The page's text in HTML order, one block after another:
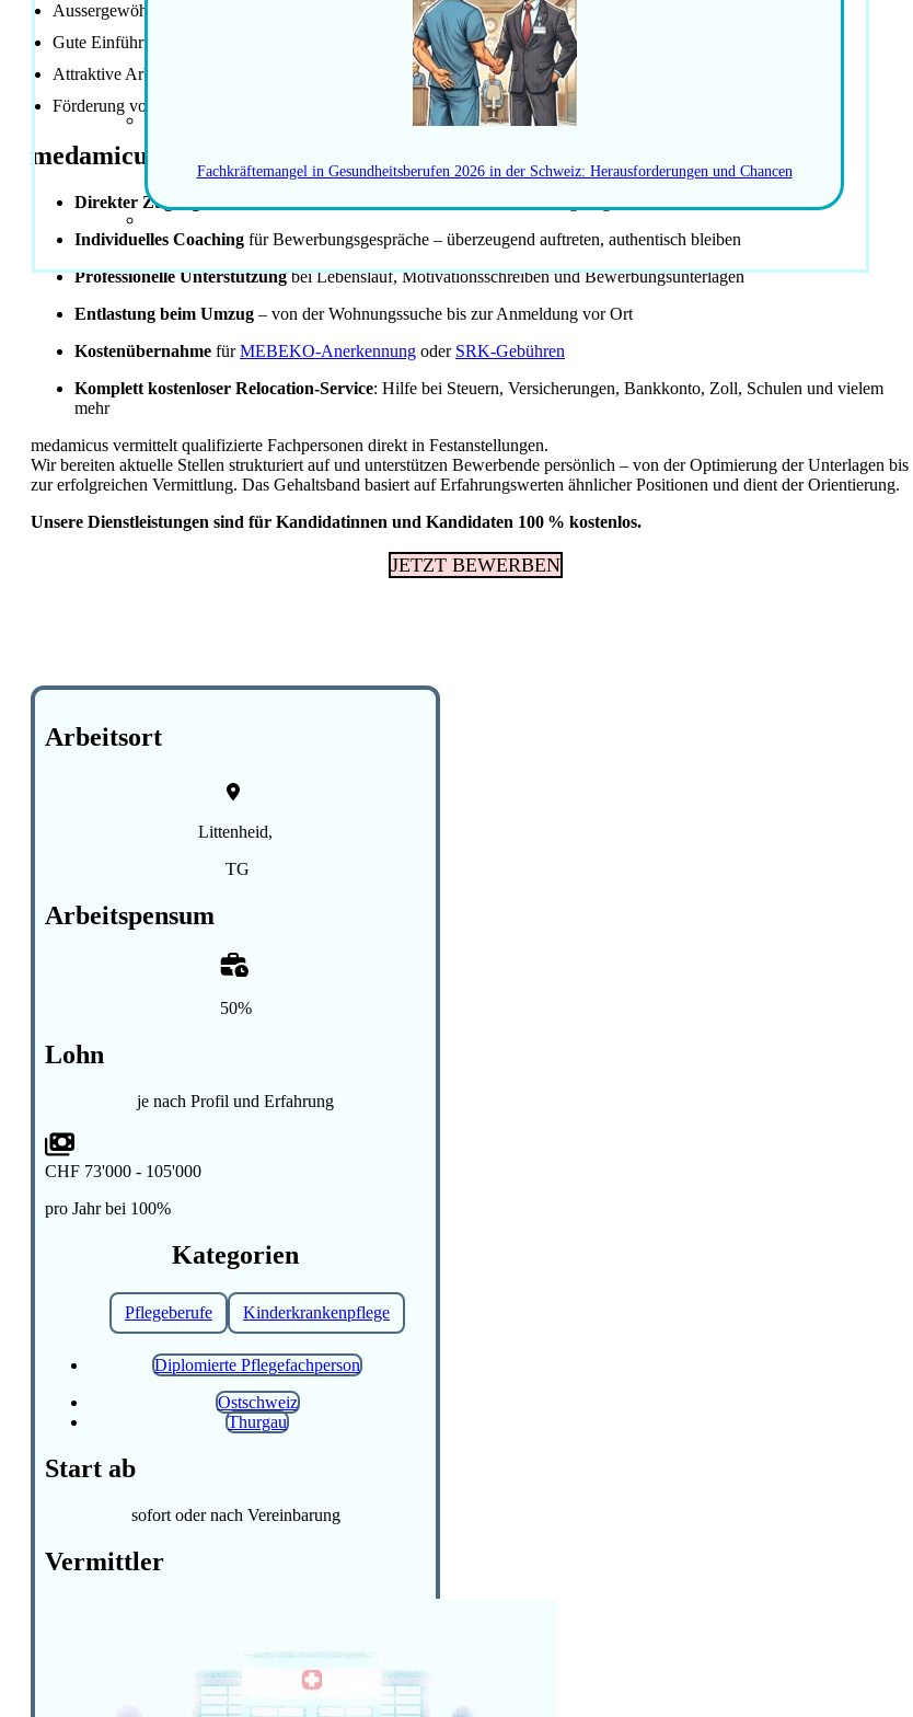
Fachkräftemangel in Gesundheitsberufen 2026 in der Schweiz: Herausforderungen und Chancen
Aussergewöhnliche Sozialleistungen
Gute Einführungsprogramme
Attraktive Arbeitszeitformen
Förderung von Fort- und Weiterbildungen
medamicus Vorteile
Direkter Zugang
Individuelles Coaching für Bewerbungsgespräche – überzeugend auftreten, authentisch bleiben
Professionelle Unterstützungbei Lebenslauf, Motivationsschreiben und Bewerbungsunterlagen
Entlastung beim Umzug – von der Wohnungssuche bis zur Anmeldung vor Ort
Kostenübernahme fürMEBEKO-Anerkennung oder SRK-Gebühren
Komplett kostenloser Relocation-Service: Hilfe bei Steuern, Versicherungen, Bankkonto, Zoll, Schulen und vielem
mehr
medamicus vermittelt qualifizierte Fachpersonen direkt in Festanstellungen.
Wir bereiten aktuelle Stellen strukturiert auf und unterstützen Bewerbende persönlich – von der Optimierung der Unterlagen bis
zur erfolgreichen Vermittlung. Das Gehaltsband basiert auf Erfahrungswerten ähnlicher Positionen und dient der Orientierung.
Unsere Dienstleistungen sind für Kandidatinnen und Kandidaten 100 % kostenlos.
JETZT BEWERBEN
Arbeitsort
Littenheid,
TG
Arbeitspensum
50%
Lohn
je nach Profil und Erfahrung
CHF 73'000 - 105'000
pro Jahr bei 100%
Kategorien
Pflegeberufe Kinderkrankenpflege
Diplomierte Pflegefachperson
Ostschweiz
Thurgau
Start ab
sofort oder nach Vereinbarung
Vermittler